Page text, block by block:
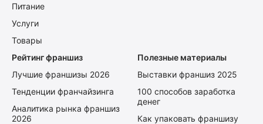
Питание
Услуги
Товары
Рейтинг франшиз
Лучшие франшизы 2026
Тенденции франчайзинга
Аналитика рынка франшиз
2026
Полезные материалы
Выставки франшиз 2025
100 способов заработка
денег
Как упаковать франшизу